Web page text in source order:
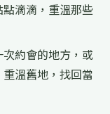
滴滴，重溫那些
約會的地方，或
溫舊地，找回當